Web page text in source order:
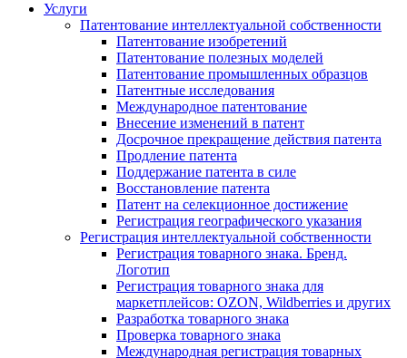
Услуги
Патентование интеллектуальной собственности
Патентование изобретений
Патентование полезных моделей
Патентование промышленных образцов
Патентные исследования
Международное патентование
Внесение изменений в патент
Досрочное прекращение действия патента
Продление патента
Поддержание патента в силе
Восстановление патента
Патент на селекционное достижение
Регистрация географического указания
Регистрация интеллектуальной собственности
Регистрация товарного знака. Бренд.
Логотип
Регистрация товарного знака для
маркетплейсов: OZON, Wildberries и других
Разработка товарного знака
Проверка товарного знака
Международная регистрация товарных